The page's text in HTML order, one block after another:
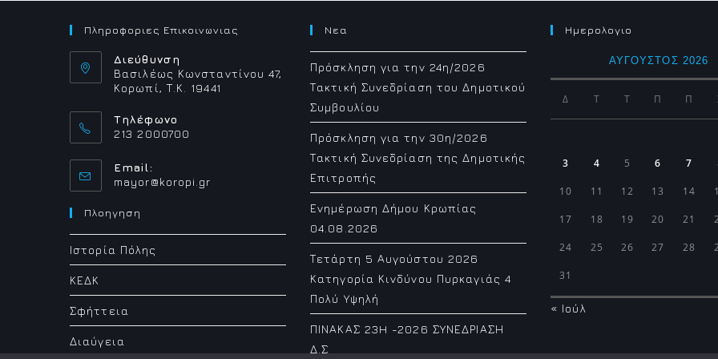
Πληροφοριες Επικοινωνιας
Διεύθυνση
Βασιλέως Κωνσταντίνου 47,
Κορωπί, Τ.Κ. 19441
Τηλέφωνο
213 2000700
Email:
mayor@koropi.gr
Πλοηγηση
Ιστορία Πόλης
ΚΕΔΚ
Σφήττεια
Διαύγεια
Νεα
Πρόσκληση για την 24η/2026
Τακτική Συνεδρίαση του Δημοτικού
Συμβουλίου
Πρόσκληση για την 30η/2026
Τακτική Συνεδρίαση της Δημοτικής
Επιτροπής
Ενημέρωση Δήμου Κρωπίας
04.08.2026
Τετάρτη 5 Αυγούστου 2026
Κατηγορία Κινδύνου Πυρκαγιάς 4
Πολύ Υψηλή
ΠΙΝΑΚΑΣ 23H -2026 ΣΥΝΕΔΡΙΑΣΗ
Δ.Σ
Ημερολογιο
ΑΎΓΟΥΣΤΟΣ 2026
Δ Τ Τ Π Π
3 4 5 6 7
10 11 12 13 14
17 18 19 20 21
24 25 26 27 28
31
« Ιούλ